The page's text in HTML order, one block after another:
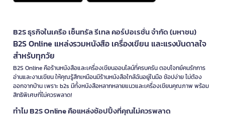
B2S ธุรกิจในเครือ เซ็นทรัล รีเทล คอร์ปอเรชั่น จำกัด (มหาชน)
B2S Online แหล่งรวมหนังสือ เครื่องเขียน และแรงบันดาลใจ
สำหรับทุกวัย
B2S Online คือร้านหนังสือและเครื่องเขียนออนไลน์ที่ครบครัน ตอบโจทย์คนรักการ
อ่านและงานเขียน ให้คุณรู้สึกเหมือนมีร้านหนังสือใกล้ฉันอยู่ในมือ ช้อปง่าย ไม่ต้อง
ออกจากบ้าน เพราะ b2s มีทั้งหนังสือหลากหลายแนวและเครื่องเขียนคุณภาพ พร้อม
สิทธิพิเศษที่ไม่ควรพลาด!
ทำไม B2S Online คือแหล่งช้อปปิ้งที่คุณไม่ควรพลาด